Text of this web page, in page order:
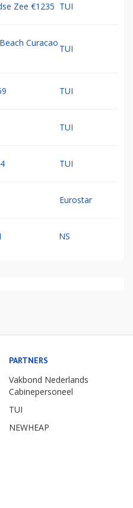
Zee €1235 TUI
Curacao
TUI
TUI
TUI
TUI
Eurostar
NS
PARTNERS
Vakbond Nederlands
Cabinepersoneel
TUI
NEWHEAP